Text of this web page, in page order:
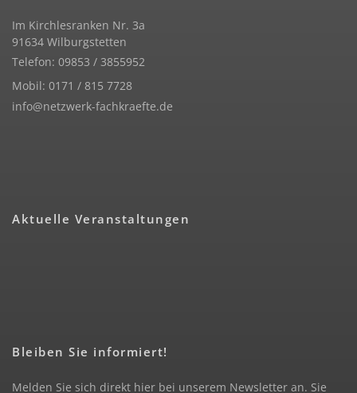
Im Kirchlesranken Nr. 3a
91634 Wilburgstetten
Telefon: 09853 / 3855952
Mobil: 0171 / 815 7728
info@netzwerk-fachkraefte.de
Aktuelle Veranstaltungen
Bleiben Sie informiert!
Melden Sie sich direkt hier bei unserem Newsletter an. Sie